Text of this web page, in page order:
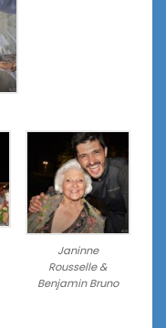
Janinne
Rousselle &
Benjamin Bruno